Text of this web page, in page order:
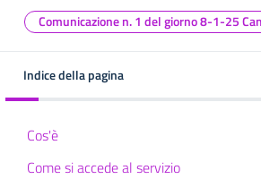
Comunicazione n. 1 del giorno 8-1-25
Indice della pagina
Cos'è
Come si accede al servizio